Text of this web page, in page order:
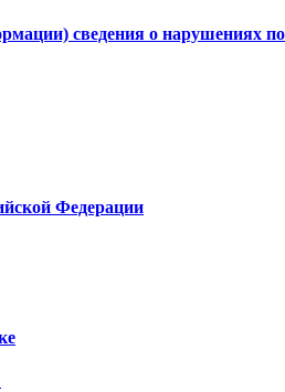
сведения о нарушениях
Федерации